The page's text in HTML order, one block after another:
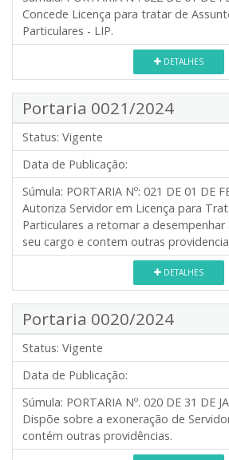
Concede Licença para tratar de
Particulares - LIP.
DETALHES
Portaria 0021/2024
Status: Vigente
Data de Publicação:
Súmula: PORTARIA Nº: 021 DE 01 DE
Autoriza Servidor em Licença para
Particulares a retornar a
seu cargo e contem outras
DETALHES
Portaria 0020/2024
Status: Vigente
Data de Publicação:
Súmula: PORTARIA Nº. 020 DE 31 DE
Dispõe sobre a exoneração de
contém outras providências.